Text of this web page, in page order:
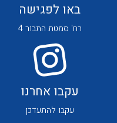
לכל מוצרי היצרן
באו לפגישה
רח' סמטת התבור 4
עקבו אחרנו
עקבו להתעדכן